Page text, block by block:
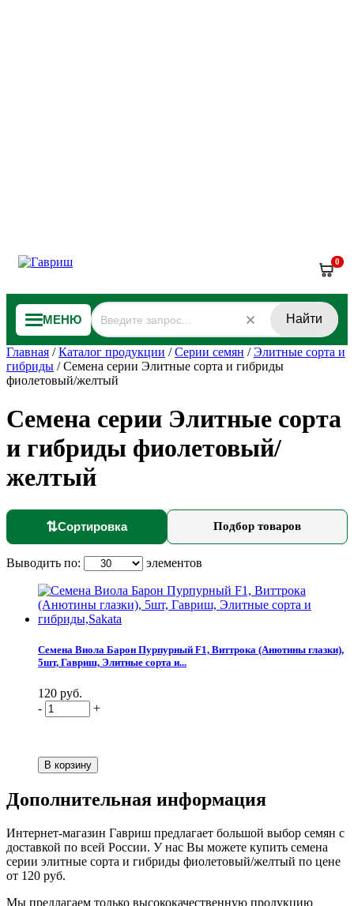
0
МЕНЮ Найти
Главная /Каталог продукции /Серии семян /Элитные сорта и
гибриды /Семена серии Элитные сорта и гибриды
фиолетовый/желтый
Семена серии Элитные сорта
и гибриды фиолетовый/
желтый
⇅Сортировка Подбор товаров
Выводить по: элементов
Семена Виола Барон Пурпурный F1, Виттрока (Анютины глазки),
5шт, Гавриш, Элитные сорта и...
120 руб.
-
+
Дополнительная информация
Интернет-магазин Гавриш предлагает большой выбор семян с
доставкой по всей России. У нас Вы можете купить семена
серии элитные сорта и гибриды фиолетовый/желтый по цене
от 120 руб.
Мы предлагаем только высококачественную продукцию